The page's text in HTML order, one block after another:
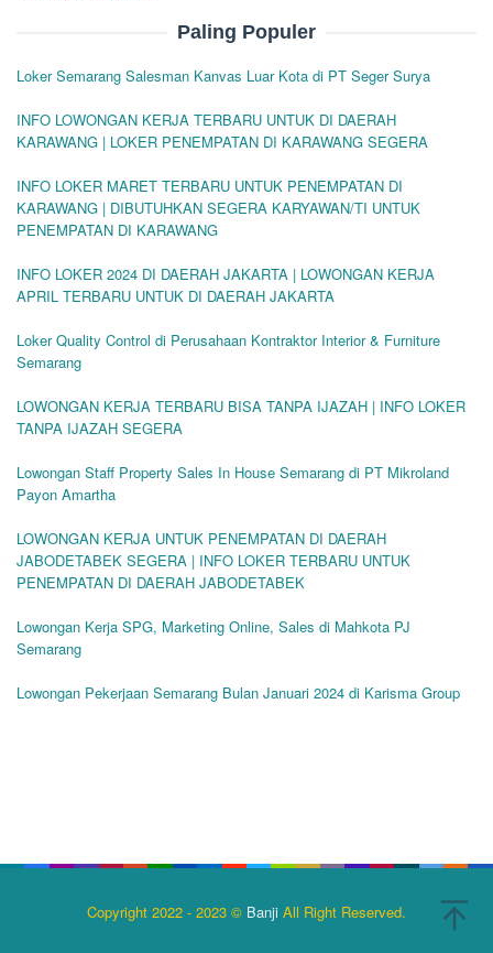
Paling Populer
Loker Semarang Salesman Kanvas Luar Kota di PT Seger Surya
INFO LOWONGAN KERJA TERBARU UNTUK DI DAERAH
KARAWANG | LOKER PENEMPATAN DI KARAWANG SEGERA
INFO LOKER MARET TERBARU UNTUK PENEMPATAN DI
KARAWANG | DIBUTUHKAN SEGERA KARYAWAN/TI UNTUK
PENEMPATAN DI KARAWANG
INFO LOKER 2024 DI DAERAH JAKARTA | LOWONGAN KERJA
APRIL TERBARU UNTUK DI DAERAH JAKARTA
Loker Quality Control di Perusahaan Kontraktor Interior & Furniture
Semarang
LOWONGAN KERJA TERBARU BISA TANPA IJAZAH | INFO LOKER
TANPA IJAZAH SEGERA
Lowongan Staff Property Sales In House Semarang di PT Mikroland
Payon Amartha
LOWONGAN KERJA UNTUK PENEMPATAN DI DAERAH
JABODETABEK SEGERA | INFO LOKER TERBARU UNTUK
PENEMPATAN DI DAERAH JABODETABEK
Lowongan Kerja SPG, Marketing Online, Sales di Mahkota PJ
Semarang
Lowongan Pekerjaan Semarang Bulan Januari 2024 di Karisma Group
Copyright 2022 - 2023 © Banji All Right Reserved.